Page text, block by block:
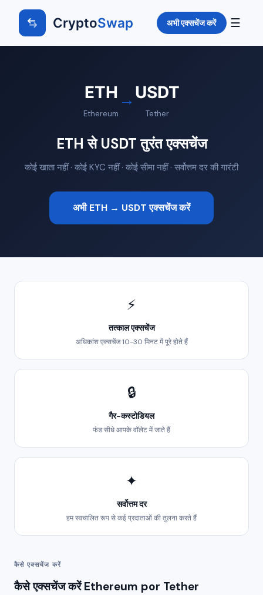
CryptoSwap अभी एक्सचेंज करें ☰
ETH
Ethereum
→USDT
Tether
ETH से USDT तुरंत एक्सचेंज
कोई खाता नहीं · कोई KYC नहीं · कोई सीमा नहीं · सर्वोत्तम दर की गारंटी
अभी ETH → USDT एक्सचेंज करें
⚡
तत्काल एक्सचेंज
अधिकांश एक्सचेंज 10-30 मिनट में पूरे होते हैं
🔒
गैर-कस्टोडियल
फंड सीधे आपके वॉलेट में जाते हैं
✦
सर्वोत्तम दर
हम स्वचालित रूप से कई प्रदाताओं की तुलना करते हैं
कैसे एक्सचेंज करें
कैसे एक्सचेंज करें Ethereum por Tether